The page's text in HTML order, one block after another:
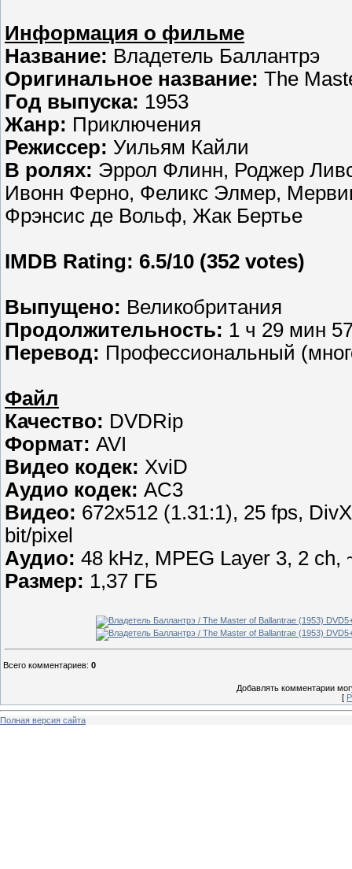
Информация о фильме
Название: Владетель Баллантрэ
Оригинальное название: The
Год выпуска: 1953
Жанр: Приключения
Режиссер: Уильям Кайли
В ролях: Эррол Флинн, Роджер
Ивонн Ферно, Феликс Элмер,
Фрэнсис де Вольф, Жак Бертье
IMDB Rating: 6.5/10 (352 votes)
Выпущено: Великобритания
Продолжительность: 1 ч 29 мин
Перевод: Профессиональный
Файл
Качество: DVDRip
Формат: AVI
Видео кодек: XviD
Аудио кодек: AC3
Видео: 672x512 (1.31:1), 25 fps,
bit/pixel
Аудио: 48 kHz, MPEG Layer 3, 2 ch,
Размер: 1,37 ГБ
Всего комментариев: 0
Добавлять комментарии
[
Полная версия сайта